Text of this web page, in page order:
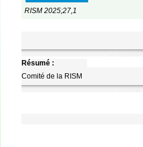
RISM 2025;27,1
Résumé :
Comité de la RISM